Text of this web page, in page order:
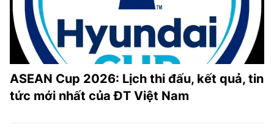
ASEAN Cup 2026: Lịch thi đấu, kết quả, tin
tức mới nhất của ĐT Việt Nam